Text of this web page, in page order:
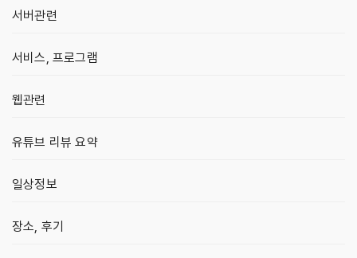
서버관련
서비스, 프로그램
웹관련
유튜브 리뷰 요약
일상정보
장소, 후기